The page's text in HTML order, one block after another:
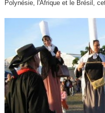
Polynésie, l'Afrique et le Brésil,